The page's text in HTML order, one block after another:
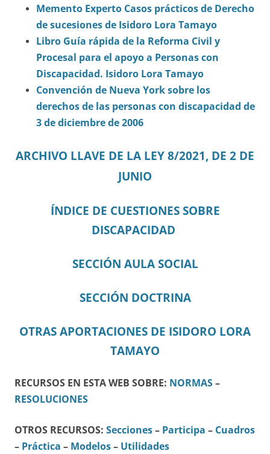
Memento Experto Casos prácticos de Derecho
de sucesiones de Isidoro Lora Tamayo
Libro Guía rápida de la Reforma Civil y
Procesal para el apoyo a Personas con
Discapacidad. Isidoro Lora Tamayo
Convención de Nueva York sobre los
derechos de las personas con discapacidad de
3 de diciembre de 2006
ARCHIVO LLAVE DE LA LEY 8/2021, DE 2 DE
JUNIO
ÍNDICE DE CUESTIONES SOBRE
DISCAPACIDAD
SECCIÓN AULA SOCIAL
SECCIÓN DOCTRINA
OTRAS APORTACIONES DE ISIDORO LORA
TAMAYO
RECURSOS EN ESTA WEB SOBRE: NORMAS–
RESOLUCIONES
OTROS RECURSOS: Secciones– Participa – Cuadros
– Práctica – Modelos– Utilidades